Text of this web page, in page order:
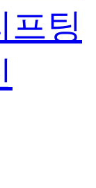
프팅